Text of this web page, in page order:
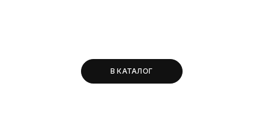
В КАТАЛОГ